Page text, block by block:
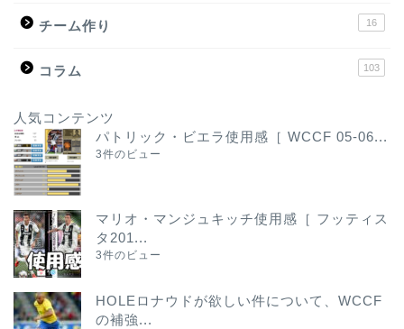
チーム作り 16
コラム 103
人気コンテンツ
パトリック・ビエラ使用感［ WCCF 05-06...
3件のビュー
マリオ・マンジュキッチ使用感［ フッティス
タ201...
3件のビュー
HOLEロナウドが欲しい件について、WCCF
の補強...